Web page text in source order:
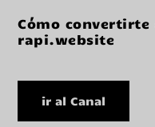
Cómo convertirte
rapi.website
ir al Canal